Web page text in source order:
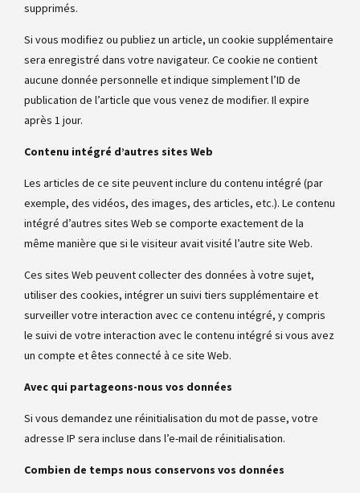
supprimés.
Si vous modifiez ou publiez un article, un cookie supplémentaire
sera enregistré dans votre navigateur. Ce cookie ne contient
aucune donnée personnelle et indique simplement l’ID de
publication de l’article que vous venez de modifier. Il expire
après 1 jour.
Contenu intégré d’autres sites Web
Les articles de ce site peuvent inclure du contenu intégré (par
exemple, des vidéos, des images, des articles, etc.). Le contenu
intégré d’autres sites Web se comporte exactement de la
même manière que si le visiteur avait visité l’autre site Web.
Ces sites Web peuvent collecter des données à votre sujet,
utiliser des cookies, intégrer un suivi tiers supplémentaire et
surveiller votre interaction avec ce contenu intégré, y compris
le suivi de votre interaction avec le contenu intégré si vous avez
un compte et êtes connecté à ce site Web.
Avec qui partageons-nous vos données
Si vous demandez une réinitialisation du mot de passe, votre
adresse IP sera incluse dans l’e-mail de réinitialisation.
Combien de temps nous conservons vos données